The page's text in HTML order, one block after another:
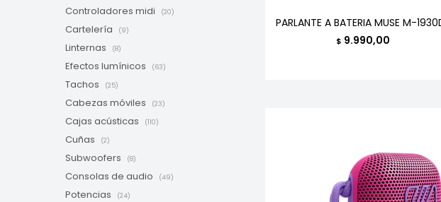
PARLANTE A BATERIA MUSE M-
$ 9.990,00
Controladores midi (20)
Cartelería (9)
Linternas (8)
Efectos lumínicos (63)
Tachos (25)
Cabezas móviles (23)
Cajas acústicas (110)
Cuñas (2)
Subwoofers (8)
Consolas de audio (49)
Potencias (24)